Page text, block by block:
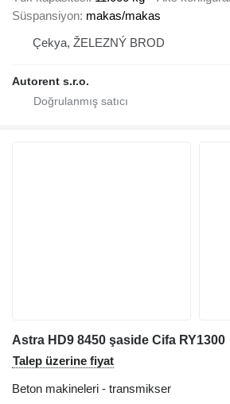
Süspansiyon makas/makas
Çekya, ŽELEZNÝ BROD
Autorent s.r.o.
Astra HD9 8450 şaside Cifa RY1300
Talep üzerine fiyat
Beton makineleri - transmikser